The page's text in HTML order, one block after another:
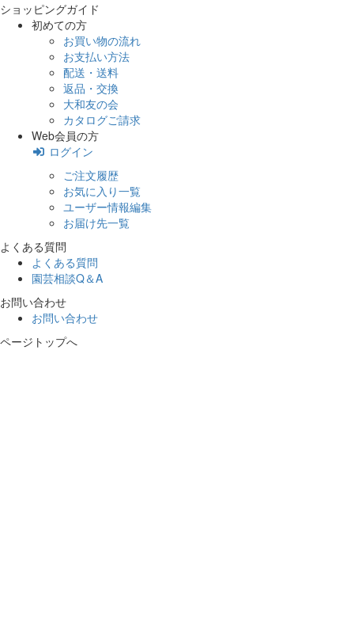
ショッピングガイド
初めての方
お買い物の流れ
お支払い方法
配送・送料
返品・交換
大和友の会
カタログご請求
Web会員の方
ログイン
ご注文履歴
お気に入り一覧
ユーザー情報編集
お届け先一覧
よくある質問
よくある質問
園芸相談Q＆A
お問い合わせ
お問い合わせ
ページトップへ